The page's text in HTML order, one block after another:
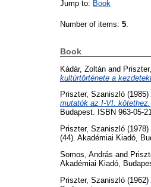
Jump to: Book
Number of items: 5
Book
Kádár, Zoltán and
kultúrtörténete a
Priszter, Szaniszló (1985)
mutatók az I-VI. kötethez.
Budapest. ISBN 963-05-
Priszter, Szaniszló (1978)
(44). Akadémiai Kiadó,
Somos, András and
Akadémiai Kiadó,
Priszter, Szaniszló (1962)